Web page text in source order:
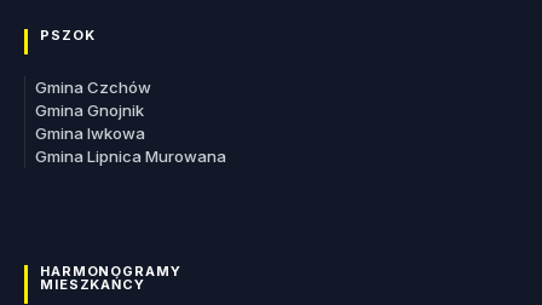
PSZOK
Gmina Czchów
Gmina Gnojnik
Gmina Iwkowa
Gmina Lipnica Murowana
HARMONOGRAMY
MIESZKAŃCY